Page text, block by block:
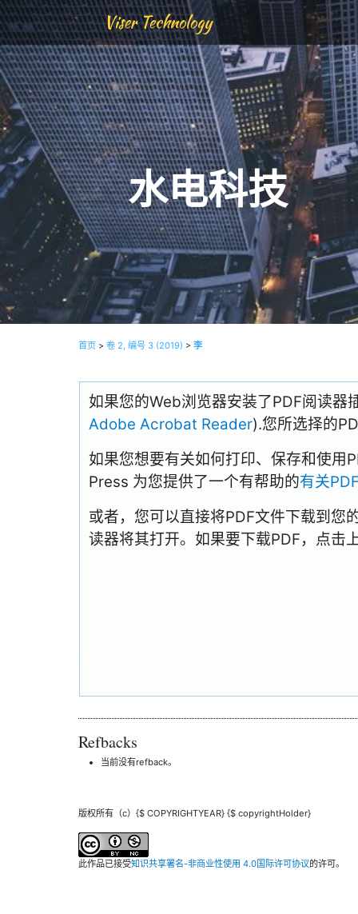
Viser Technology
水电科技
首页 > 卷 2, 编号 3 (2019) > 李
如果您的Web浏览器安装了PDF阅读器
Adobe Acrobat Reader).您所选择的
如果您想要有关如何打印、保存和使用
Press 为您提供了一个有帮助的有关
或者，您可以直接将PDF文件下载到您
读器将其打开。如果要下载PDF，点击
Refbacks
当前没有refback。
版权所有（c）{$ COPYRIGHTYEAR} {$ copyrightHolder}
此作品已接受知识共享署名-非商业性使用 4.0国际许可协议的许可。